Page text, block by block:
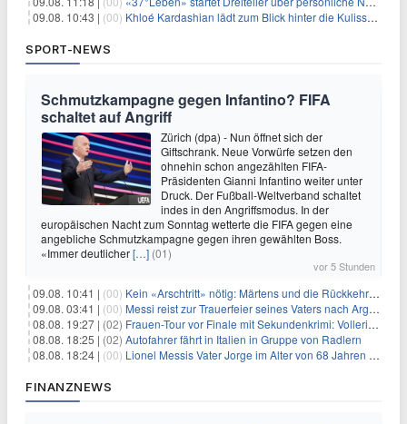
09.08. 10:43 | (00) Khloé Kardashian lädt zum Blick hinter die Kulissen ihres Freundeskreises
SPORT-NEWS
Schmutzkampagne gegen Infantino? FIFA
schaltet auf Angriff
Zürich (dpa) - Nun öffnet sich der
Giftschrank. Neue Vorwürfe setzen den
ohnehin schon angezählten FIFA-
Präsidenten Gianni Infantino weiter unter
Druck. Der Fußball-Weltverband schaltet
indes in den Angriffsmodus. In der
europäischen Nacht zum Sonntag wetterte die FIFA gegen eine
angebliche Schmutzkampagne gegen ihren gewählten Boss.
«Immer deutlicher[…] (01)
vor 5 Stunden
09.08. 10:41 | (00) Kein «Arschtritt» nötig: Märtens und die Rückkehr nach Paris
09.08. 03:41 | (00) Messi reist zur Trauerfeier seines Vaters nach Argentinien
08.08. 19:27 | (02) Frauen-Tour vor Finale mit Sekundenkrimi: Vollering in Gelb
08.08. 18:25 | (02) Autofahrer fährt in Italien in Gruppe von Radlern
08.08. 18:24 | (00) Lionel Messis Vater Jorge im Alter von 68 Jahren gestorben
FINANZNEWS